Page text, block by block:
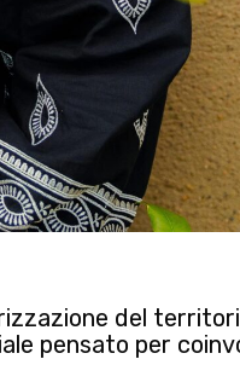
del
pensato per